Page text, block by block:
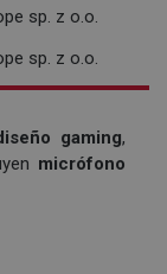
sp. z o.o.
sp. z o.o.
gaming,
micrófono